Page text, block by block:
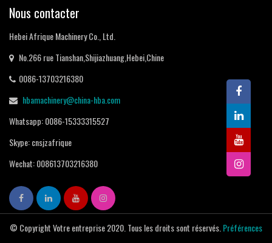
Nous contacter
Hebei Afrique Machinery Co., Ltd.
No.266 rue Tianshan,Shijiazhuang,Hebei,Chine
0086-13703216380
hbamachinery@china-hba.com
Whatsapp: 0086-15333315527
Skype: cnsjzafrique
Wechat: 008613703216380
© Copyright Votre entreprise 2020. Tous les droits sont réservés. Préférences